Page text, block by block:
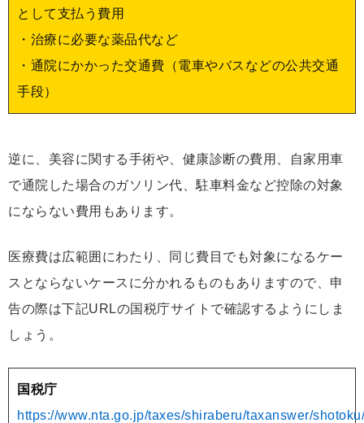
として支払う費用
・治療に必要な薬品代など
・通院にかかった交通費（電車やバスなどの公共交通
手段）
逆に、美容に関する手術や、健康診断の費用、自家用車
で通院した場合のガソリン代、駐車料金など控除の対象
にならない費用もあります。
医療費は広範囲にわたり、同じ費目でも対象になるケー
スとならないケースに分かれるものもありますので、申
告の際は下記URLの国税庁サイトで確認するようにしま
しょう。
国税庁
https://www.nta.go.jp/taxes/shiraberu/taxanswer/